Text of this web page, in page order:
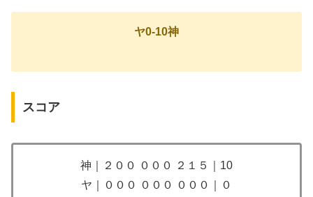
ヤ0-10神
スコア
神｜２００ ０００ ２１５｜10
ヤ｜０００ ０００ ０００｜０